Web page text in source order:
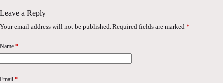
Leave a Reply
Your email address will not be published. Required fields are marked *
Name *
Email *